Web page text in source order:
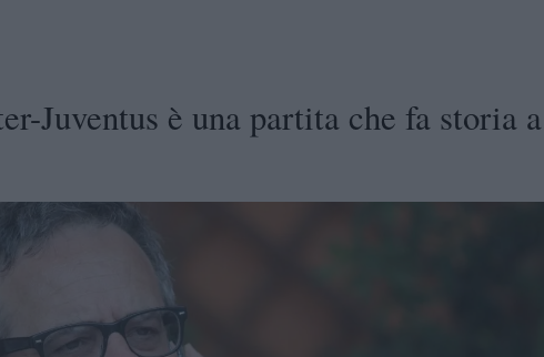
Juventus è una partita che fa storia a